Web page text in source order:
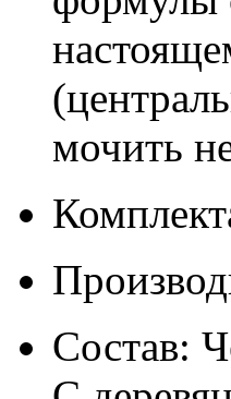
мочить
Состав: